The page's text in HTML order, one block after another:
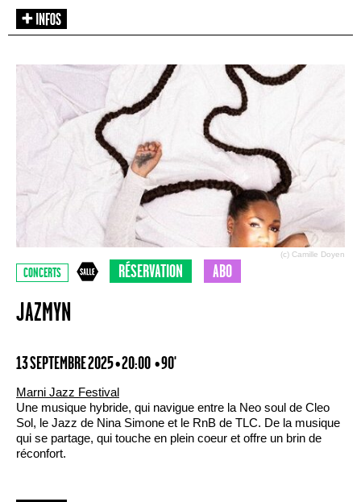
(c) Camille Doyen
CONCERTS RÉSERVATION ABO
JAZMYN
13 SEPTEMBRE 2025 • 20:00 • 90'
Marni Jazz Festival
Une musique hybride, qui navigue entre la Neo soul de Cleo
Sol, le Jazz de Nina Simone et le RnB de TLC. De la musique
qui se partage, qui touche en plein coeur et offre un brin de
réconfort.